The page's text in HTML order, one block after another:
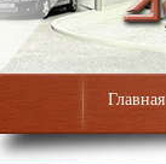
Главная